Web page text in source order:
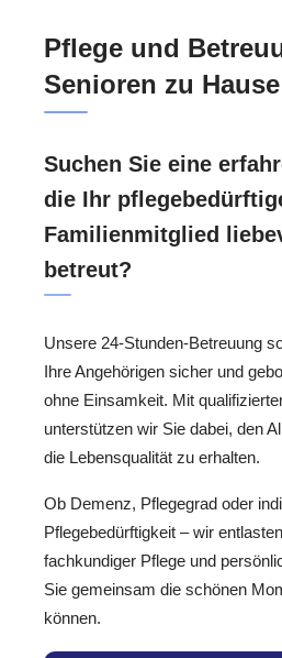
Pflege und
Senioren zu
Suchen Sie eine
die Ihr
Familienmitglied
betreut?
Unsere 24-Stunden-Betreuung
Ihre Angehörigen sicher und
ohne Einsamkeit. Mit
unterstützen wir Sie dabei, den
die Lebensqualität zu erhalten.
Ob Demenz, Pflegegrad oder
Pflegebedürftigkeit – wir
fachkundiger Pflege und
Sie gemeinsam die schönen
können.